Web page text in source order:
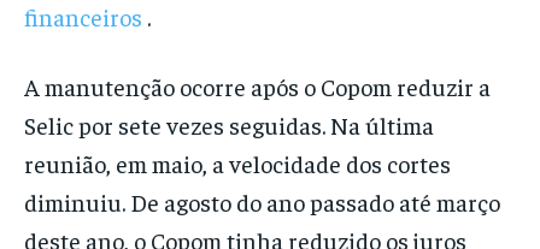
financeiros .
A manutenção ocorre após o Copom reduzir a
Selic por sete vezes seguidas. Na última
reunião, em maio, a velocidade dos cortes
diminuiu. De agosto do ano passado até março
deste ano, o Copom tinha reduzido os juros